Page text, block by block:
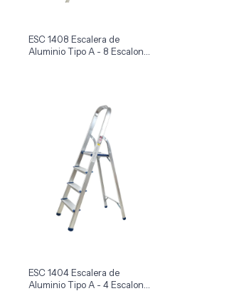
ESC 1408 Escalera de
Aluminio Tipo A - 8 Escalones
ESC 1404 Escalera de
Aluminio Tipo A - 4 Escalones